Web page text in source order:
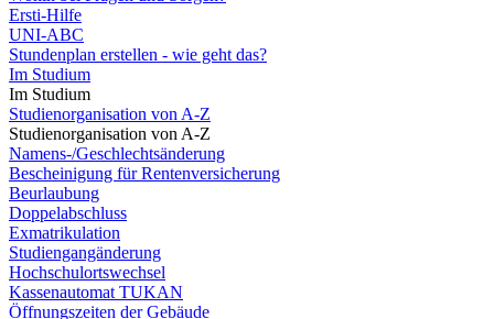
Ersti-Hilfe
UNI-ABC
Stundenplan erstellen - wie geht das?
Im Studium
Im Studium
Studienorganisation von A-Z
Studienorganisation von A-Z
Namens-/Geschlechtsänderung
Bescheinigung für Rentenversicherung
Beurlaubung
Doppelabschluss
Exmatrikulation
Studiengangänderung
Hochschulortswechsel
Kassenautomat TUKAN
Öffnungszeiten der Gebäude